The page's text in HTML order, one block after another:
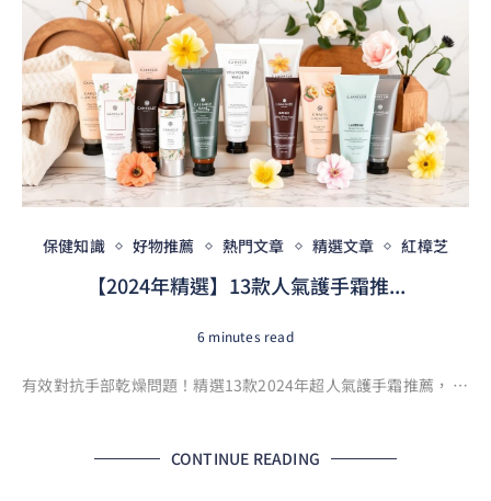
保健知識 好物推薦 熱門文章 精選文章 紅樟芝
【2024年精選】13款人氣護手霜推...
6 minutes read
有效對抗手部乾燥問題！精選13款2024年超人氣護手霜推薦， …
CONTINUE READING